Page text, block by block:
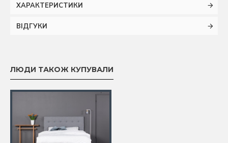
ХАРАКТЕРИСТИКИ
ВІДГУКИ
ЛЮДИ ТАКОЖ КУПУВАЛИ